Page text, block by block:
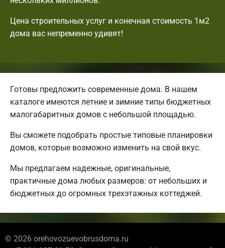
Цена строительных услуг и конечная стоимость 1м2
дома вас непременно удивят!
Готовы предложить современные дома. В нашем
каталоге имеются летние и зимние типы бюджетных
малогабаритных домов с небольшой площадью.
Вы сможете подобрать простые типовые планировки
домов, которые возможно изменить на свой вкус.
Мы предлагаем надежные, оригинальные,
практичные дома любых размеров: от небольших и
бюджетных до огромных трехэтажных коттеджей.
© 2026 orehovozuevobrusdoma.ru